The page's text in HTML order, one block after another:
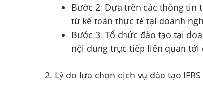
Bước 2: Dựa trên các thông tin
từ kế toán thực tế tại doanh
Bước 3: Tổ chức đào tạo tại
nội dung trực tiếp liên quan tới
2. Lý do lựa chọn dịch vụ đào tạo